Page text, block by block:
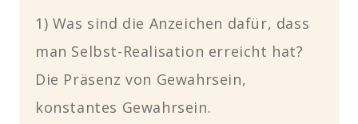
1) Was sind die Anzeichen dafür, dass
man Selbst-Realisation erreicht hat?
Die Präsenz von Gewahrsein,
konstantes Gewahrsein.